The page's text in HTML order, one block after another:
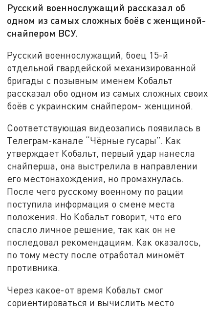
Русский военнослужащий рассказал об
одном из самых сложных боёв с женщиной-
снайпером ВСУ.
Русский военнослужащий, боец 15-й
отдельной гвардейской механизированной
бригады с позывным именем Кобальт
рассказал обо одном из самых сложных своих
боёв с украинским снайпером- женщиной.
Соответствующая видеозапись появилась в
Телеграм-канале “Чёрные гусары”. Как
утверждает Кобальт, первый удар нанесла
снайперша, она выстрелила в направлении
его местонахождения, но промахнулась.
После чего русскому военному по рации
поступила информация о смене места
положения. Но Кобальт говорит, что его
спасло личное решение, так как он не
последовал рекомендациям. Как оказалось,
по тому месту после отработал миномёт
противника.
Через какое-от время Кобальт смог
сориентироваться и вычислить место